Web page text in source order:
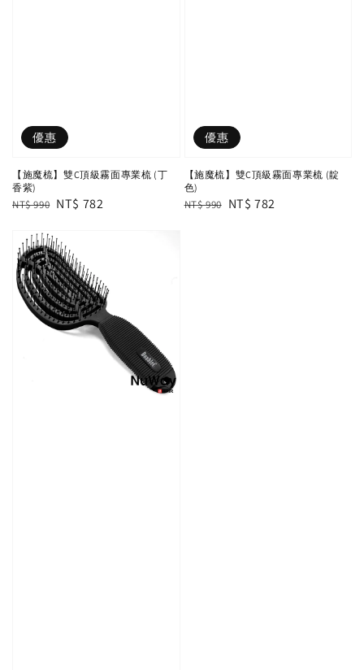
優惠
【施魔梳】雙C頂級霧面專業梳 (丁
香紫)
Regular
NT$ 990 Sale
NT$ 782
優惠
【施魔梳】雙C頂級霧面專業梳 (靛
色)
Regular
NT$ 990 Sale
NT$ 782